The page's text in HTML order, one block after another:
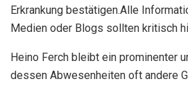
Erkrankung bestätigen.Alle
Medien oder Blogs sollten kritisch
Heino Ferch bleibt ein prominenter
dessen Abwesenheiten oft andere